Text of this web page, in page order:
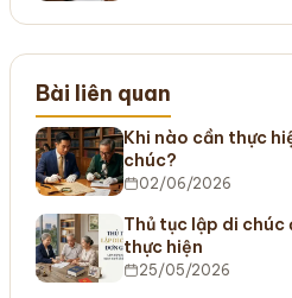
Bài liên quan
Khi nào cần thực
chúc?
02/06/2026
Thủ tục lập di chúc
thực hiện
25/05/2026